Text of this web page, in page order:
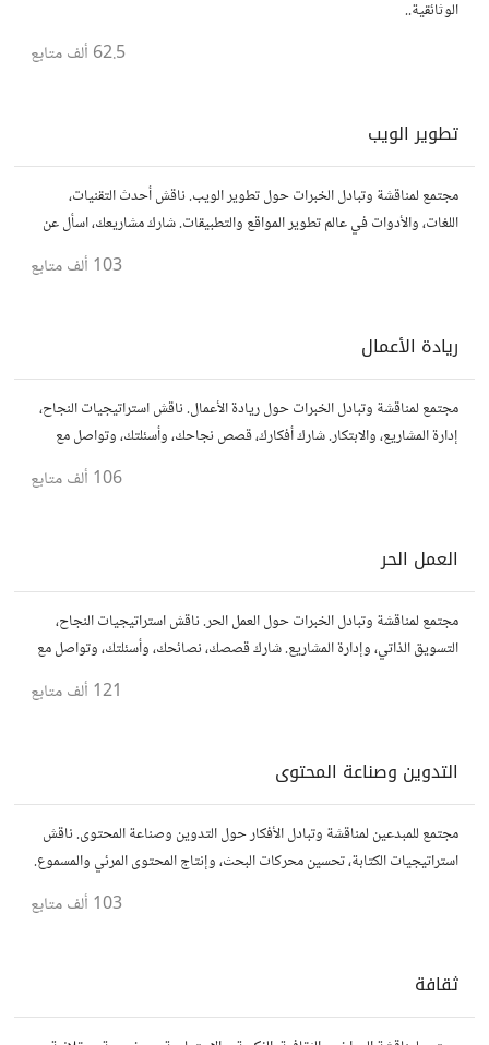
الوثائقية..
62.5 ألف متابع
تطوير الويب
مجتمع لمناقشة وتبادل الخبرات حول تطوير الويب. ناقش أحدث التقنيات،
اللغات، والأدوات في عالم تطوير المواقع والتطبيقات. شارك مشاريعك، اسأل عن
103 ألف متابع
ريادة الأعمال
مجتمع لمناقشة وتبادل الخبرات حول ريادة الأعمال. ناقش استراتيجيات النجاح،
إدارة المشاريع، والابتكار. شارك أفكارك، قصص نجاحك، وأسئلتك، وتواصل مع
106 ألف متابع
العمل الحر
مجتمع لمناقشة وتبادل الخبرات حول العمل الحر. ناقش استراتيجيات النجاح،
التسويق الذاتي، وإدارة المشاريع. شارك قصصك، نصائحك، وأسئلتك، وتواصل مع
121 ألف متابع
التدوين وصناعة المحتوى
مجتمع للمبدعين لمناقشة وتبادل الأفكار حول التدوين وصناعة المحتوى. ناقش
استراتيجيات الكتابة، تحسين محركات البحث، وإنتاج المحتوى المرئي والمسموع.
103 ألف متابع
ثقافة